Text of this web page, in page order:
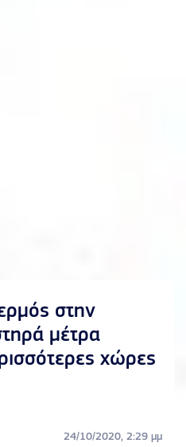
στην
μέτρα
χώρες
24/10/2020, 2:29 μμ